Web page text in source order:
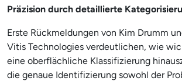
Präzision durch detaillierte
Erste Rückmeldungen von Kim Drumm
Vitis Technologies verdeutlichen, wie
eine oberflächliche Klassifizierung
die genaue Identifizierung sowohl der